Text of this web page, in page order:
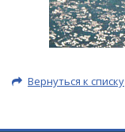
Вернуться к списку